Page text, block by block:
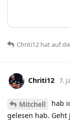
Chriti12 hatauf
Chriti12 7.
Mitchell
hab
gelesen hab.